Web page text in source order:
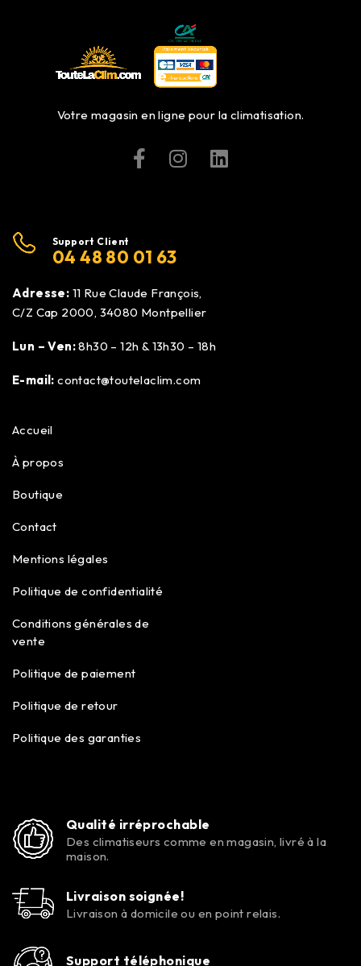
Votre magasin en ligne pour la climatisation.
Support Client
04 48 80 01 63
Adresse: 11 Rue Claude François,
C/Z Cap 2000, 34080 Montpellier
Lun – Ven:8h30 – 12h & 13h30 – 18h
E-mail: contact@toutelaclim.com
Accueil
À propos
Boutique
Contact
Mentions légales
Politique de confidentialité
Conditions générales de
vente
Politique de paiement
Politique de retour
Politique des garanties
Qualité irréprochable
Des climatiseurs comme en magasin, livré à la
maison.
Livraison soignée!
Livraison à domicile ou en point relais.
Support téléphonique